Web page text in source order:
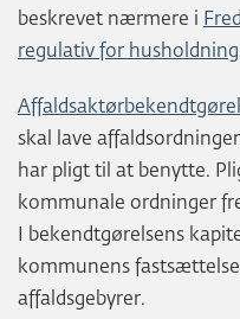
beskrevet nærmere i
regulativ for
skal lave
har pligt til at benytte.
kommunale ordninger
I bekendtgørelsens
kommunens
affaldsgebyrer.